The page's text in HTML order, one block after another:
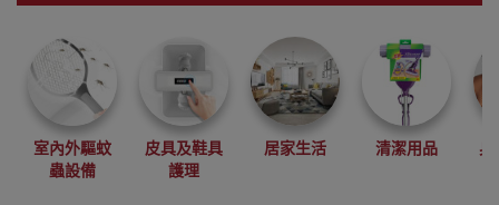
室內外驅蚊
蟲設備
皮具及鞋具
護理
居家生活 清潔用品 身